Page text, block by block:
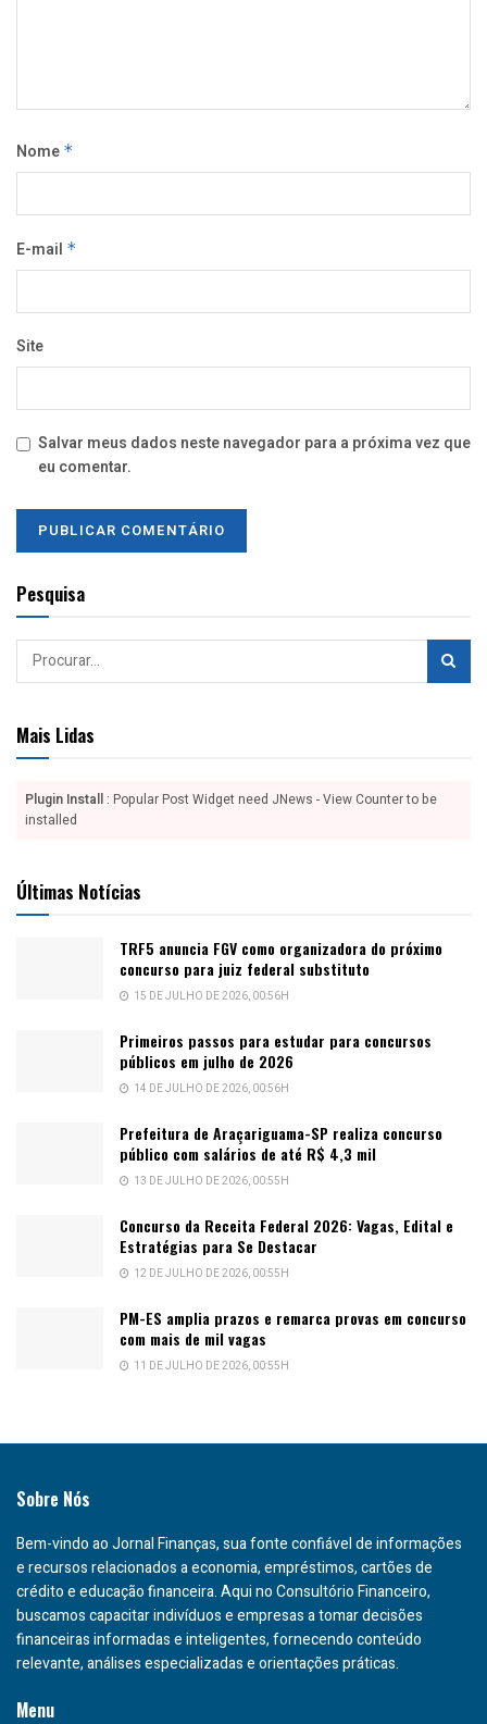
Nome *
E-mail *
Site
Salvar meus dados neste navegador para a próxima vez que
eu comentar.
Pesquisa
Mais Lidas
Plugin Install : Popular Post Widget need JNews - View Counter to be
installed
Últimas Notícias
TRF5 anuncia FGV como organizadora do próximo
concurso para juiz federal substituto
15 DE JULHO DE 2026, 00:56H
Primeiros passos para estudar para concursos
públicos em julho de 2026
14 DE JULHO DE 2026, 00:56H
Prefeitura de Araçariguama-SP realiza concurso
público com salários de até R$ 4,3 mil
13 DE JULHO DE 2026, 00:55H
Concurso da Receita Federal 2026: Vagas, Edital e
Estratégias para Se Destacar
12 DE JULHO DE 2026, 00:55H
PM-ES amplia prazos e remarca provas em concurso
com mais de mil vagas
11 DE JULHO DE 2026, 00:55H
Sobre Nós
Bem-vindo ao Jornal Finanças, sua fonte confiável de informações
e recursos relacionados a economia, empréstimos, cartões de
crédito e educação financeira. Aqui no Consultório Financeiro,
buscamos capacitar indivíduos e empresas a tomar decisões
financeiras informadas e inteligentes, fornecendo conteúdo
relevante, análises especializadas e orientações práticas.
Menu